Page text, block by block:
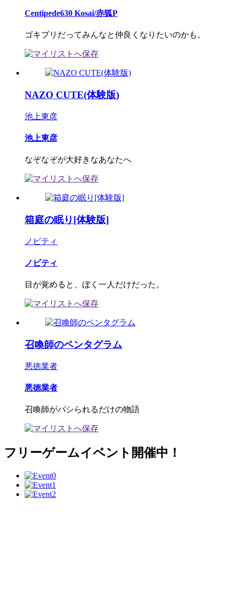
Centipede630 Kosai/赤狐P
ゴキブリだってみんなと仲良くなりたいのかも。
NAZO CUTE(体験版)
池上東彦
池上東彦
なぞなぞが大好きなあなたへ
箱庭の眠り[体験版]
ノビティ
ノビティ
目が覚めると、ぼく一人だけだった。
召喚師のペンタグラム
悪徳業者
悪徳業者
召喚師がパシられるだけの物語
フリーゲームイベント開催中！